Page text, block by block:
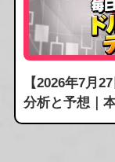
【2026年7月
分析と予想｜